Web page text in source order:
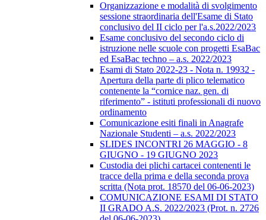
Organizzazione e modalità di svolgimento
sessione straordinaria dell'Esame di Stato
conclusivo del II ciclo per l'a.s.2022/2023
Esame conclusivo del secondo ciclo di
istruzione nelle scuole con progetti EsaBac
ed EsaBac techno – a.s. 2022/2023
Esami di Stato 2022-23 - Nota n. 19932 -
Apertura della parte di plico telematico
contenente la “cornice naz. gen. di
riferimento” - istituti professionali di nuovo
ordinamento
Comunicazione esiti finali in Anagrafe
Nazionale Studenti – a.s. 2022/2023
SLIDES INCONTRI 26 MAGGIO - 8
GIUGNO - 19 GIUGNO 2023
Custodia dei plichi cartacei contenenti le
tracce della prima e della seconda prova
scritta (Nota prot. 18570 del 06-06-2023)
COMUNICAZIONE ESAMI DI STATO
II GRADO A.S. 2022/2023 (Prot. n. 2726